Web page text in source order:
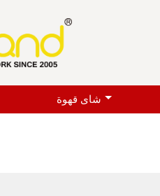
شاى قهوة